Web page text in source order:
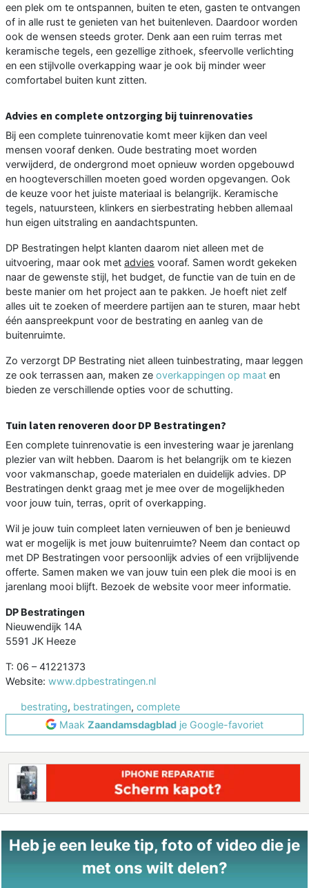
een plek om te ontspannen, buiten te eten, gasten te ontvangen
of in alle rust te genieten van het buitenleven. Daardoor worden
ook de wensen steeds groter. Denk aan een ruim terras met
keramische tegels, een gezellige zithoek, sfeervolle verlichting
en een stijlvolle overkapping waar je ook bij minder weer
comfortabel buiten kunt zitten.
Advies en complete ontzorging bij tuinrenovaties
Bij een complete tuinrenovatie komt meer kijken dan veel
mensen vooraf denken. Oude bestrating moet worden
verwijderd, de ondergrond moet opnieuw worden opgebouwd
en hoogteverschillen moeten goed worden opgevangen. Ook
de keuze voor het juiste materiaal is belangrijk. Keramische
tegels, natuursteen, klinkers en sierbestrating hebben allemaal
hun eigen uitstraling en aandachtspunten.
DP Bestratingen helpt klanten daarom niet alleen met de
uitvoering, maar ook met advies vooraf. Samen wordt gekeken
naar de gewenste stijl, het budget, de functie van de tuin en de
beste manier om het project aan te pakken. Je hoeft niet zelf
alles uit te zoeken of meerdere partijen aan te sturen, maar hebt
één aanspreekpunt voor de bestrating en aanleg van de
buitenruimte.
Zo verzorgt DP Bestrating niet alleen tuinbestrating, maar leggen
ze ook terrassen aan, maken ze overkappingen op maat en
bieden ze verschillende opties voor de schutting.
Tuin laten renoveren door DP Bestratingen?
Een complete tuinrenovatie is een investering waar je jarenlang
plezier van wilt hebben. Daarom is het belangrijk om te kiezen
voor vakmanschap, goede materialen en duidelijk advies. DP
Bestratingen denkt graag met je mee over de mogelijkheden
voor jouw tuin, terras, oprit of overkapping.
Wil je jouw tuin compleet laten vernieuwen of ben je benieuwd
wat er mogelijk is met jouw buitenruimte? Neem dan contact op
met DP Bestratingen voor persoonlijk advies of een vrijblijvende
offerte. Samen maken we van jouw tuin een plek die mooi is en
jarenlang mooi blijft. Bezoek de website voor meer informatie.
DP Bestratingen
Nieuwendijk 14A
5591 JK Heeze
T: 06 – 41221373
Website: www.dpbestratingen.nl
bestrating, bestratingen, complete
Maak Zaandamsdagblad je Google-favoriet
Heb je een leuke tip, foto of video die je
met ons wilt delen?